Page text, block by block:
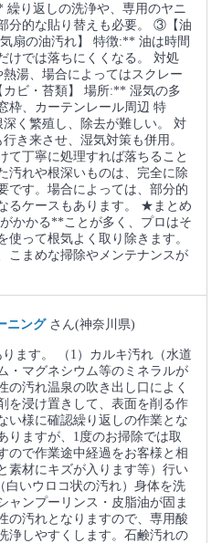
り返しの洗浄や、専用のヤニ
分的な貼り替えも必要。 ③【油
扇の油汚れ】 特徴:** 油は時間
けでは落ちにくくなる。 対処
湯、場合によってはスクレー
ビ・苔類】 場所:** 湿気の多
枠、カーテンレール周辺 特
く繁殖し、除去が難しい。 対
き来させ、湿気対策も併用。
て丁寧に処理すれば落ちること
汚れや根深いものは、完全に除
です。場合によっては、部分的
るケースもあります。 ★まとめ
かかる**ことが多く、プロはそ
って根気よく取り除きます。
こまめな掃除やメンテナンスが
ニング さん(神奈川県)
ます。 （1）カルキ汚れ（水道
・マグネシウム等のミネラルが
の汚れ温泉の吹き出し口によく
を浸け置きして、表面を削る作
い様に確認繰り返しの作業とな
りますが、1度のお掃除では取
ので作業途中経過をお客様と相
素材にキズが入ります等）行い
白いウロコ状の汚れ）身体を洗
ャンプーリンス・皮脂油が固ま
の汚れとなりますので、専用酸
浄しやすくします。石鹸汚れの